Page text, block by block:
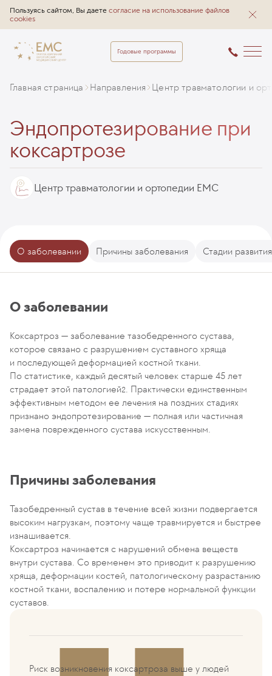
Пользуясь сайтом, Вы даете согласие на использование файлов
cookies
Годовые программы
Главная страница Направления Центр травматологии и
Эндопротезирование при
коксартрозе
Центр травматологии и ортопедии EMC
О заболевании Причины заболевания Стадии
О заболевании
Коксартроз — заболевание тазобедренного сустава,
которое связано с разрушением суставного хряща
и последующей деформацией костной ткани.
По статистике, каждый десятый человек старше 45 лет
страдает этой патологией2. Практически единственным
эффективным методом ее лечения на поздних стадиях
признано эндопротезирование — полная или частичная
замена поврежденного сустава искусственным.
Причины заболевания
Тазобедренный сустав в течение всей жизни подвергается
высоким нагрузкам, поэтому чаще травмируется и быстрее
изнашивается.
Коксартроз начинается с нарушений обмена веществ
внутри сустава. Со временем это приводит к разрушению
хряща, деформации костей, патологическому разрастанию
костной ткани, воспалению и потере нормальной функции
суставов.
Риск возникновения коксартроза выше у людей